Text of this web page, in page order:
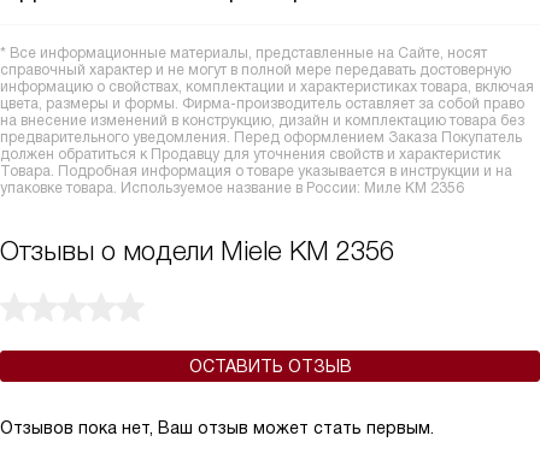
* Все информационные материалы, представленные на Сайте, носят
справочный характер и не могут в полной мере передавать достоверную
информацию о свойствах, комплектации и характеристиках товара, включая
цвета, размеры и формы. Фирма-производитель оставляет за собой право
на внесение изменений в конструкцию, дизайн и комплектацию товара без
предварительного уведомления. Перед оформлением Заказа Покупатель
должен обратиться к Продавцу для уточнения свойств и характеристик
Товара. Подробная информация о товаре указывается в инструкции и на
упаковке товара. Используемое название в России: Миле KM 2356
Отзывы о модели Miele KM 2356
ОСТАВИТЬ ОТЗЫВ
Отзывов пока нет, Ваш отзыв может стать первым.